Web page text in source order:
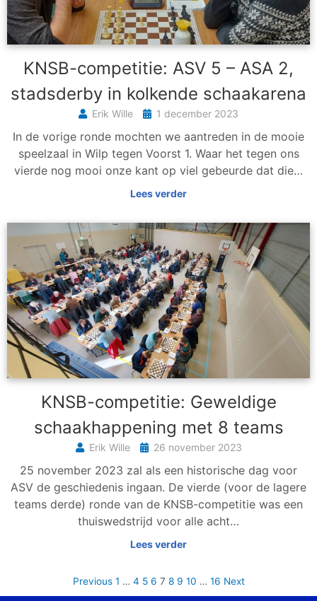
KNSB-competitie: ASV 5 – ASA 2,
stadsderby in kolkende schaakarena
Erik Wille 1 december 2023
In de vorige ronde mochten we aantreden in de mooie
speelzaal in Wilp tegen Voorst 1. Waar het tegen ons
vierde nog mooi onze kant op viel gebeurde dat die…
Lees verder
KNSB-competitie: Geweldige
schaakhappening met 8 teams
Erik Wille 26 november 2023
25 november 2023 zal als een historische dag voor
ASV de geschiedenis ingaan. De vierde (voor de lagere
teams derde) ronde van de KNSB-competitie was een
thuiswedstrijd voor alle acht…
Lees verder
Previous 1 … 4 5 6 7 8 9 10 … 16 Next